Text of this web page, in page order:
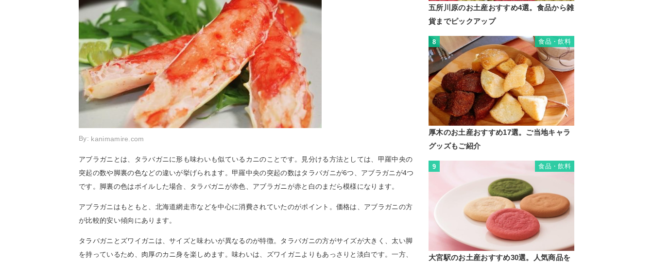
By: kanimamire.com
アブラガニとは、タラバガニに形も味わいも似ているカニのことです。見分ける方法としては、甲羅中央の
突起の数や脚裏の色などの違いが挙げられます。甲羅中央の突起の数はタラバガニが6つ、アブラガニが4つ
です。脚裏の色はボイルした場合、タラバガニが赤色、アブラガニが赤と白のまだら模様になります。
アブラガニはもともと、北海道網走市などを中心に消費されていたのがポイント。価格は、アブラガニの方
が比較的安い傾向にあります。
タラバガニとズワイガニは、サイズと味わいが異なるのが特徴。タラバガニの方がサイズが大きく、太い脚
を持っているため、肉厚のカニ身を楽しめます。味わいは、ズワイガニよりもあっさりと淡白です。一方、
五所川原のお土産おすすめ4選。食品から雑
貨までピックアップ
8 食品・飲料
厚木のお土産おすすめ17選。ご当地キャラ
グッズもご紹介
9 食品・飲料
大宮駅のお土産おすすめ30選。人気商品を